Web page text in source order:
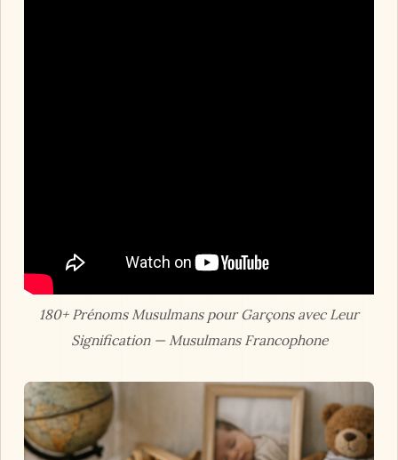
180+ Prénoms Musulmans pour Garçons avec Leur
Signification — Musulmans Francophone